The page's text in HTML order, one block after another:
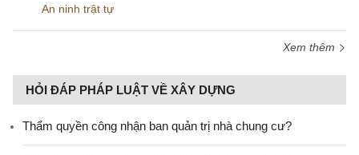
An ninh trật tự
Xem thêm
HỎI ĐÁP PHÁP LUẬT VỀ XÂY DỰNG
Thẩm quyền công nhận ban quản trị nhà chung cư?